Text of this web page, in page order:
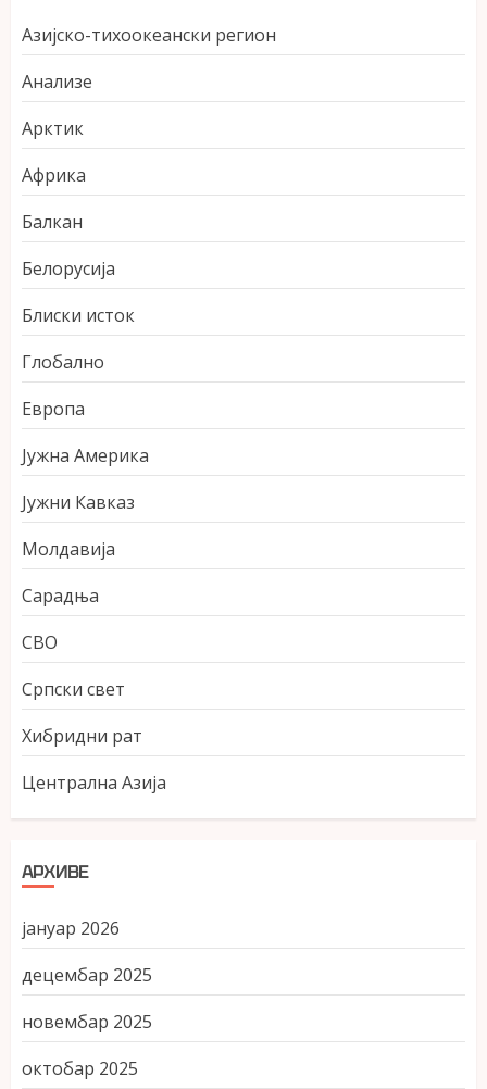
Азијско-тихоокеански регион
Анализе
Арктик
Африка
Балкан
Белорусија
Блиски исток
Глобално
Европа
Јужна Америка
Јужни Кавказ
Молдавија
Сарадња
СВО
Српски свет
Хибридни рат
Централна Азија
АРХИВЕ
јануар 2026
децембар 2025
новембар 2025
октобар 2025